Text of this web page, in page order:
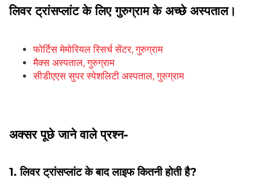
लिवर ट्रांसप्लांट के लिए गुरुग्राम के अच्छे अस्पताल।
फोर्टिस मेमोरियल रिसर्च सेंटर, गुरुग्राम
मैक्स अस्पताल, गुरुग्राम
सीडीएएस सुपर स्पेशलिटी अस्पताल, गुरुग्राम
अक्सर पूछे जाने वाले प्रश्न-
1. लिवर ट्रांसप्लांट के बाद लाइफ कितनी होती है?